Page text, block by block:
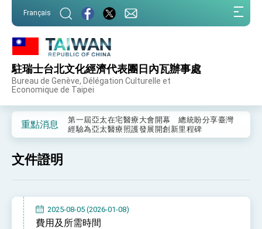
Français
駐瑞士台北文化經濟代表團日內瓦辦事處
Bureau de Genève, Délégation Culturelle et
Economique de Taipei
重點消息
外交部重要言論
我國政府將在美國亞利桑納州設立「駐鳳凰城辦
事處」，進一步深化台美交流合作
第一屆亞太在宅醫療大會開幕 總統盼分享臺灣
經驗為亞太醫療照護發展開創新里程碑
訪問
總統與五院院長新春茶敘 盼化分歧為團結、為
國家邁出合作第一步
文件證明
2025-08-05 (2026-01-08)
費用及所需時間